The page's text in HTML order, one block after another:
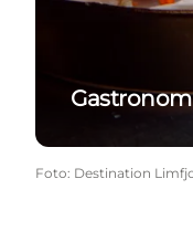
Foto: Destination